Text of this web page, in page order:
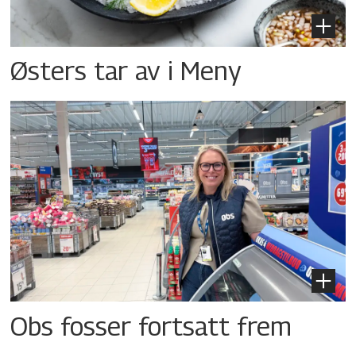
Østers tar av i Meny
Obs fosser fortsatt frem